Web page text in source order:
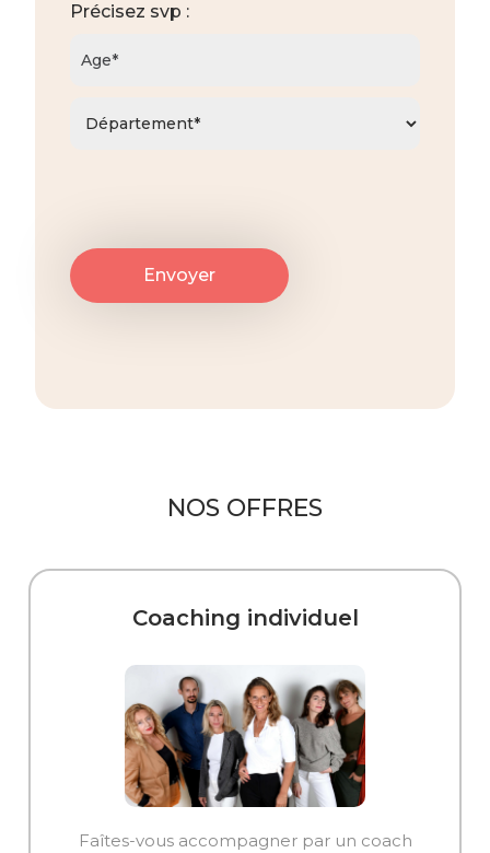
Précisez svp :
NOS OFFRES
Coaching individuel
Faîtes-vous accompagner par un coach